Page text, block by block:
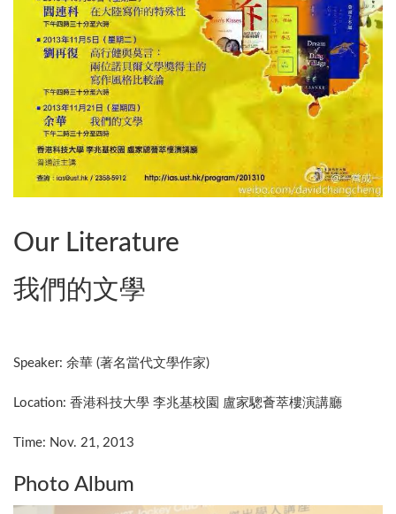
Our Literature
我們的文學
Speaker: 余華 (著名當代文學作家)
Location: 香港科技大學 李兆基校園 盧家驄薈萃樓演講廳
Time: Nov. 21, 2013
Photo Album